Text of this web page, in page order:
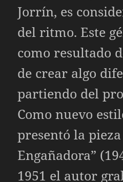
Jorrín, es
del ritmo. Este
como resultado
de crear algo
partiendo del
Como nuevo
presentó la pieza
Engañadora”
1951 el autor